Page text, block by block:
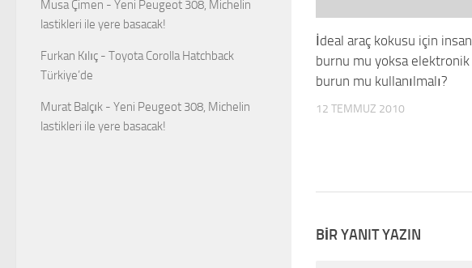
İdeal araç kokusu için insan
burnu mu yoksa elektronik
burun mu kullanılmalı?
12 TEMMUZ 2010
BIR YANIT YAZIN
Musa Çimen - Yeni Peugeot 308, Michelin
lastikleri ile yere basacak!
Furkan Kılıç - Toyota Corolla Hatchback
Türkiye’de
Murat Balçık - Yeni Peugeot 308, Michelin
lastikleri ile yere basacak!